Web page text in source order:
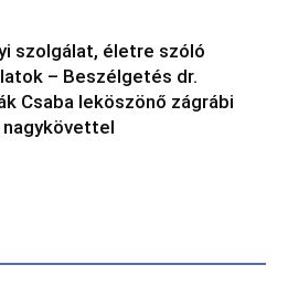
szolgálat, életre szóló
– Beszélgetés dr.
Csaba leköszönő zágrábi
nagykövettel